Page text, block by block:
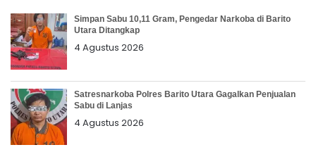
Simpan Sabu 10,11 Gram, Pengedar Narkoba di Barito
Utara Ditangkap
4 Agustus 2026
Satresnarkoba Polres Barito Utara Gagalkan Penjualan
Sabu di Lanjas
4 Agustus 2026